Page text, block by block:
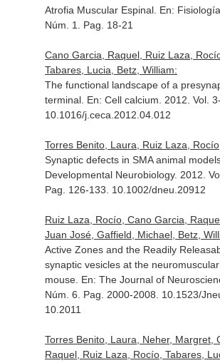
Atrofia Muscular Espinal. En: Fisiología
Núm. 1. Pag. 18-21
Cano Garcia, Raquel, Ruiz Laza,
Tabares, Lucia, Betz, William:
The functional landscape of a
terminal. En: Cell calcium . 2012. Vol.
10.1016/j.ceca.2012.04.012
Torres Benito, Laura, Ruiz Laza,
Synaptic defects in SMA animal
Developmental Neurobiology. 2012.
Pag. 126-133. 10.1002/dneu.20912
Ruiz Laza, Rocío, Cano Garcia,
Juan José, Gaffield, Michael, Betz,
Active Zones and the Readily
synaptic vesicles at the
mouse. En: The Journal of
Núm. 6. Pag. 2000-2008. 10.1523/
10.2011
Torres Benito, Laura, Neher, Margret,
Raquel, Ruiz Laza, Rocío, Tabares,